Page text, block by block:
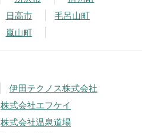
日高市
毛呂山町
嵐山町
伊田テクノス株式会社
株式会社エフケイ
株式会社温泉道場